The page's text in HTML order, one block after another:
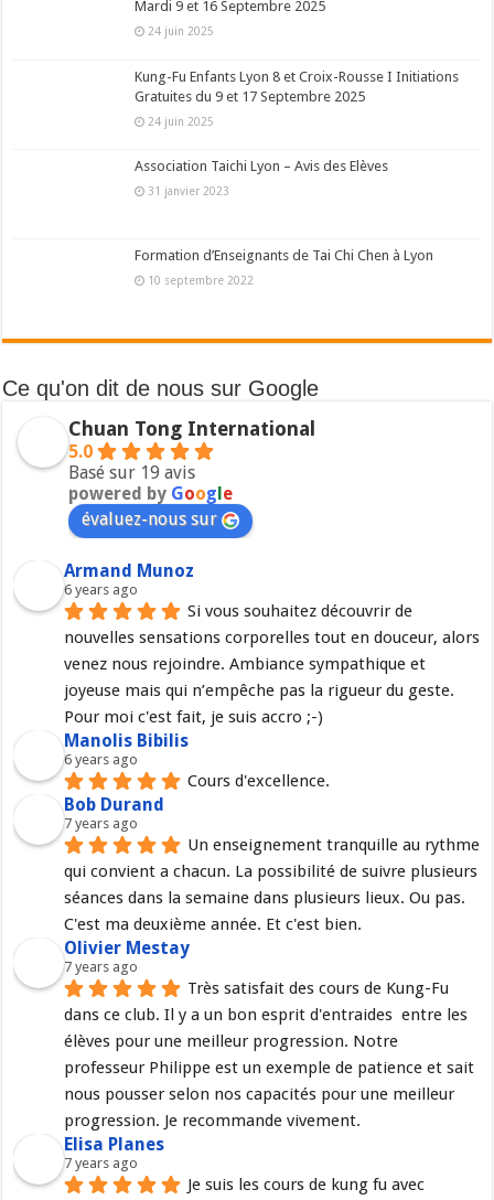
Mardi 9 et 16 Septembre 2025
24 juin 2025
Kung-Fu Enfants Lyon 8 et Croix-Rousse I Initiations
Gratuites du 9 et 17 Septembre 2025
24 juin 2025
Association Taichi Lyon – Avis des Elèves
31 janvier 2023
Formation d’Enseignants de Tai Chi Chen à Lyon
10 septembre 2022
Ce qu'on dit de nous sur Google
Chuan Tong International
5.0
Basé sur 19 avis
powered by Goog e
évaluez-nous sur
Armand Munoz
6 years ago
Si vous souhaitez découvrir de
nouvelles sensations corporelles tout en douceur, alors
venez nous rejoindre. Ambiance sympathique et
joyeuse mais qui n’empêche pas la rigueur du geste.
Pour moi c'est fait, je suis accro ;-)
Manolis Bibilis
6 years ago
Cours d'excellence.
Bob Durand
7 years ago
Un enseignement tranquille au rythme
qui convient a chacun. La possibilité de suivre plusieurs
séances dans la semaine dans plusieurs lieux. Ou pas.
C'est ma deuxième année. Et c'est bien.
Olivier Mestay
7 years ago
Très satisfait des cours de Kung-Fu
dans ce club. Il y a un bon esprit d'entraides  entre les
élèves pour une meilleur progression. Notre
professeur Philippe est un exemple de patience et sait
nous pousser selon nos capacités pour une meilleur
progression. Je recommande vivement.
Elisa Planes
7 years ago
Je suis les cours de kung fu avec